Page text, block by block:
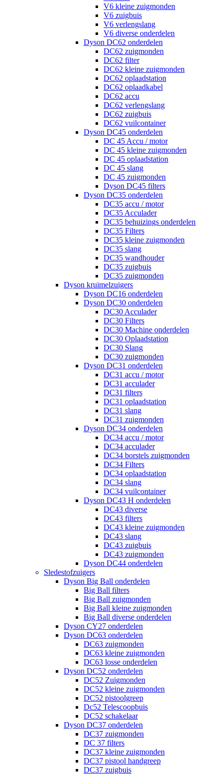
V6 kleine zuigmonden
V6 zuigbuis
V6 verlengslang
V6 diverse onderdelen
Dyson DC62 onderdelen
DC62 zuigmonden
DC62 filter
DC62 kleine zuigmonden
DC62 oplaadstation
DC62 oplaadkabel
DC62 accu
DC62 verlengslang
DC62 zuigbuis
DC62 vuilcontainer
Dyson DC45 onderdelen
DC 45 Accu / motor
DC 45 kleine zuigmonden
DC 45 oplaadstation
DC 45 slang
DC 45 zuigmonden
Dyson DC45 filters
Dyson DC35 onderdelen
DC35 accu / motor
DC35 Acculader
DC35 behuizings onderdelen
DC35 Filters
DC35 kleine zuigmonden
DC35 slang
DC35 wandhouder
DC35 zuigbuis
DC35 zuigmonden
Dyson kruimelzuigers
Dyson DC16 onderdelen
Dyson DC30 onderdelen
DC30 Acculader
DC30 Filters
DC30 Machine onderdelen
DC30 Oplaadstation
DC30 Slang
DC30 zuigmonden
Dyson DC31 onderdelen
DC31 accu / motor
DC31 acculader
DC31 filters
DC31 oplaadstation
DC31 slang
DC31 zuigmonden
Dyson DC34 onderdelen
DC34 accu / motor
DC34 acculader
DC34 borstels zuigmonden
DC34 Filters
DC34 oplaadstation
DC34 slang
DC34 vuilcontainer
Dyson DC43 H onderdelen
DC43 diverse
DC43 filters
DC43 kleine zuigmonden
DC43 slang
DC43 zuigbuis
DC43 zuigmonden
Dyson DC44 onderdelen
Sledestofzuigers
Dyson Big Ball onderdelen
Big Ball filters
Big Ball zuigmonden
Big Ball kleine zuigmonden
Big Ball diverse onderdelen
Dyson CY27 onderdelen
Dyson DC63 onderdelen
DC63 zuigmonden
DC63 kleine zuigmonden
DC63 losse onderdelen
Dyson DC52 onderdelen
DC52 Zuigmonden
DC52 kleine zuigmonden
DC52 pistoolgreep
Dc52 Telescoopbuis
DC52 schakelaar
Dyson DC37 onderdelen
DC37 zuigmonden
DC 37 filters
DC37 kleine zuigmonden
DC37 pistool handgreep
DC37 zuigbuis